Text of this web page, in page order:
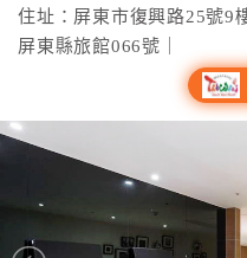
通
行
灣
訂
住址：屏東市復興路25號9
屏東縣旅館066號｜